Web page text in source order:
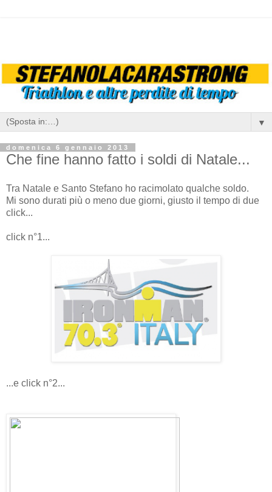
▼
domenica 6 gennaio 2013
Che fine hanno fatto i soldi di Natale...
Tra Natale e Santo Stefano ho racimolato qualche soldo.
Mi sono durati più o meno due giorni, giusto il tempo di due
click...
click n°1...
...e click n°2...